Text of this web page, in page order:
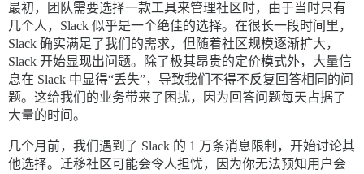
最初，团队需要选择一款工具来管理社区时，由于当时只有
几个人，Slack 似乎是一个绝佳的选择。在很长一段时间里，
Slack 确实满足了我们的需求，但随着社区规模逐渐扩大，
Slack 开始显现出问题。除了极其昂贵的定价模式外，大量信
息在 Slack 中显得“丢失”，导致我们不得不反复回答相同的问
题。这给我们的业务带来了困扰，因为回答问题每天占据了
大量的时间。
几个月前，我们遇到了 Slack 的 1 万条消息限制，开始讨论其
他选择。迁移社区可能会令人担忧，因为你无法预知用户会